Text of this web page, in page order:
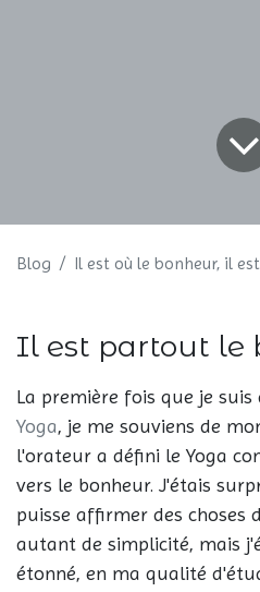
Blog Il est où le bonheur, il
Il est partout le
La première fois que je
Yoga, je me souviens de
l'orateur a défini le Yoga
vers le bonheur. J'étais
puisse affirmer des choses
autant de simplicité, mais
étonné, en ma qualité